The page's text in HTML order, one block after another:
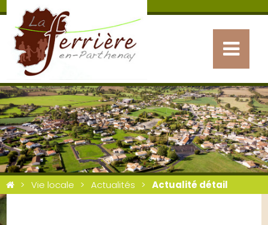
Vie locale Actualités Actualité détail